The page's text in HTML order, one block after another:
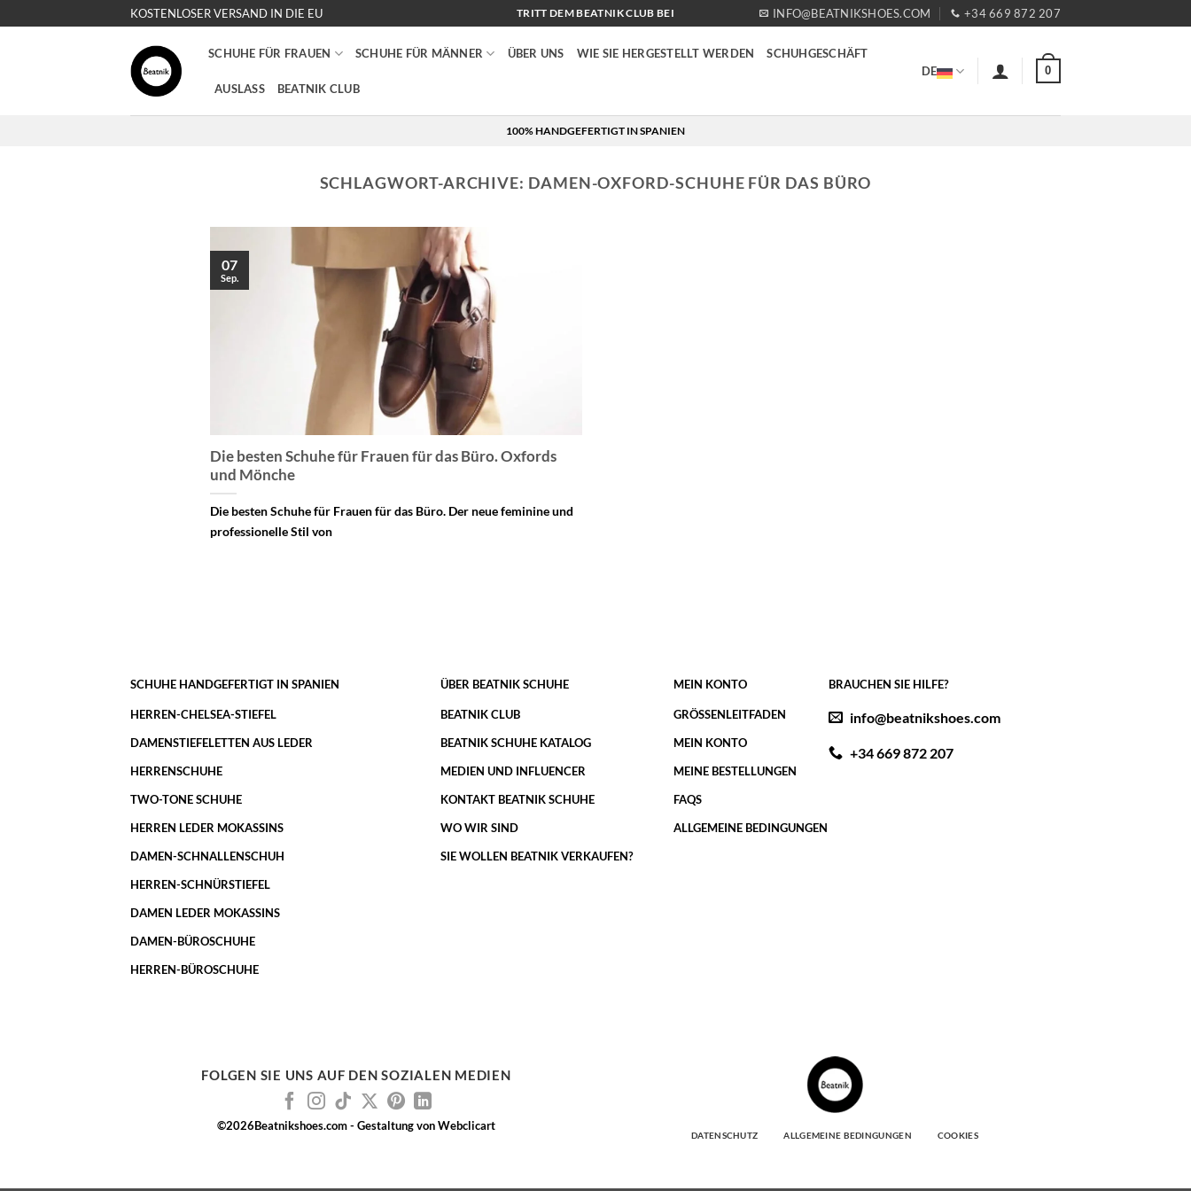
Inhalt
KOSTENLOSER VERSAND IN DIE EU TRITT DEM BEATNIK CLUB BEI INFO@BEATNIKSHOES.COM +34 669 872 207
SCHUHE FÜR FRAUEN SCHUHE FÜR MÄNNER ÜBER UNS WIE SIE HERGESTELLT WERDEN SCHUHGESCHÄFT
AUSLASS BEATNIK CLUB
DE 0
100% HANDGEFERTIGT IN SPANIEN
SCHLAGWORT-ARCHIVE: DAMEN-OXFORD-SCHUHE FÜR DAS BÜRO
Die besten Schuhe für Frauen für das Büro. Oxfords
und Mönche
Die besten Schuhe für Frauen für das Büro. Der neue feminine und
professionelle Stil von
07
Sep.
SCHUHE HANDGEFERTIGT IN SPANIEN
HERREN-CHELSEA-STIEFEL
DAMENSTIEFELETTEN AUS LEDER
HERRENSCHUHE
TWO-TONE SCHUHE
HERREN LEDER MOKASSINS
DAMEN-SCHNALLENSCHUH
HERREN-SCHNÜRSTIEFEL
DAMEN LEDER MOKASSINS
DAMEN-BÜROSCHUHE
HERREN-BÜROSCHUHE
ÜBER BEATNIK SCHUHE
BEATNIK CLUB
BEATNIK SCHUHE KATALOG
MEDIEN UND INFLUENCER
KONTAKT BEATNIK SCHUHE
WO WIR SIND
SIE WOLLEN BEATNIK VERKAUFEN?
MEIN KONTO
GRÖSSENLEITFADEN
MEIN KONTO
MEINE BESTELLUNGEN
FAQS
ALLGEMEINE BEDINGUNGEN
BRAUCHEN SIE HILFE?
info@beatnikshoes.com
+34 669 872 207
FOLGEN SIE UNS AUF DEN SOZIALEN MEDIEN
©2026Beatnikshoes.com - Gestaltung vonWebclicart
DATENSCHUTZ ALLGEMEINE BEDINGUNGEN COOKIES